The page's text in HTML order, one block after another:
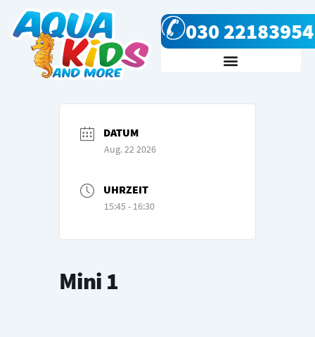
Zum
Inhalt
springen
030 22183954
DATUM
Aug. 22 2026
UHRZEIT
15:45 - 16:30
Mini 1